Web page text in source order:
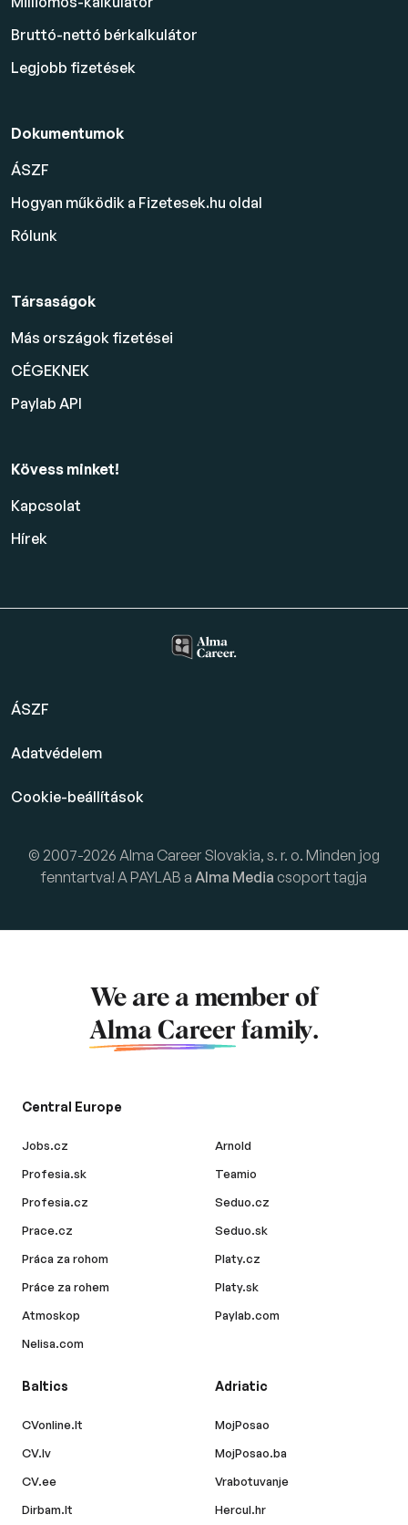
Bruttó-nettó bérkalkulátor
Legjobb fizetések
Dokumentumok
ÁSZF
Hogyan működik a Fizetesek.hu oldal
Rólunk
Társaságok
Más országok fizetései
CÉGEKNEK
Paylab API
Kövess minket!
Kapcsolat
Hírek
ÁSZF
Adatvédelem
Cookie-beállítások
© 2007-2026 Alma Career Slovakia, s. r. o. Minden jog
fenntartva! A PAYLAB a Alma Media csoport tagja
We are a member of
Alma Career family.
Central Europe
Jobs.cz
Profesia.sk
Profesia.cz
Prace.cz
Práca za rohom
Práce za rohem
Atmoskop
Nelisa.com
Arnold
Teamio
Seduo.cz
Seduo.sk
Platy.cz
Platy.sk
Paylab.com
Baltics
CVonline.lt
CV.lv
CV.ee
Dirbam.lt
Adriatic
MojPosao
MojPosao.ba
Vrabotuvanje
Hercul.hr